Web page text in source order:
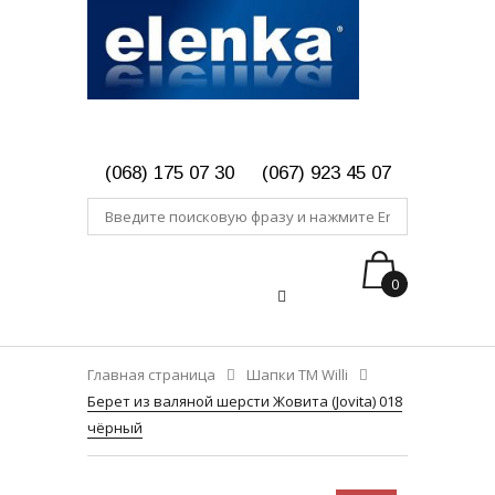
(068) 175 07 30 (067) 923 45 07
0
Главная страница
Шапки ТМ Willi
Берет из валяной шерсти Жовита (Jovita) 018
чёрный